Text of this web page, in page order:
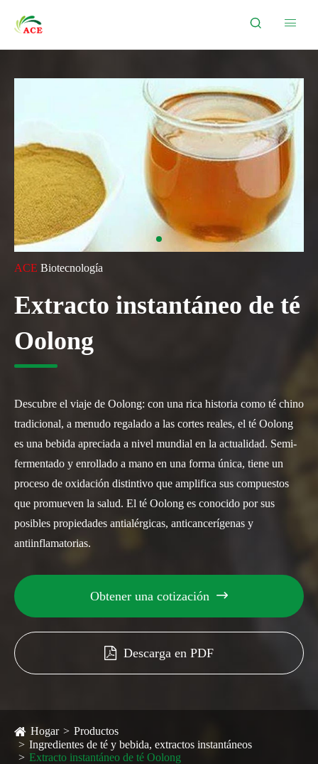
 
ACE Biotecnología
Extracto instantáneo de té
Oolong
Descubre el viaje de Oolong: con una rica historia como té chino
tradicional, a menudo regalado a las cortes reales, el té Oolong
es una bebida apreciada a nivel mundial en la actualidad. Semi-
fermentado y enrollado a mano en una forma única, tiene un
proceso de oxidación distintivo que amplifica sus compuestos
que promueven la salud. El té Oolong es conocido por sus
posibles propiedades antialérgicas, anticancerígenas y
antiinflamatorias.
Obtener una cotización 
Descarga en PDF
Hogar
Productos
Ingredientes de té y bebida, extractos instantáneos
Extracto instantáneo de té Oolong